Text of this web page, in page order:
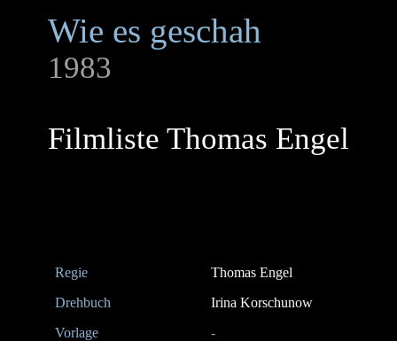
Wie es geschah
1983
Filmliste Thomas Engel
Regie
Thomas Engel
Drehbuch
Irina Korschunow
Vorlage
-